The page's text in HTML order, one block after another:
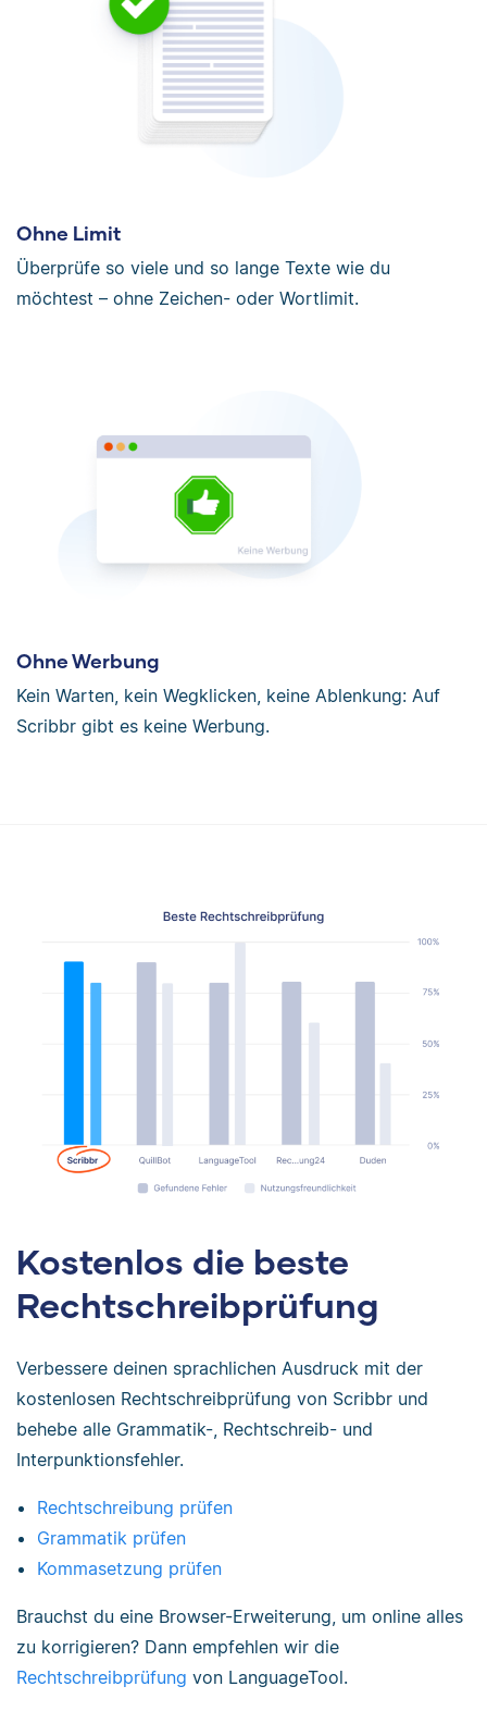
Ohne Limit
Überprüfe so viele und so lange Texte wie du
möchtest – ohne Zeichen- oder Wortlimit.
Ohne Werbung
Kein Warten, kein Wegklicken, keine Ablenkung: Auf
Scribbr gibt es keine Werbung.
Kostenlos die beste
Rechtschreibprüfung
Verbessere deinen sprachlichen Ausdruck mit der
kostenlosen Rechtschreibprüfung von Scribbr und
behebe alle Grammatik-, Rechtschreib- und
Interpunktionsfehler.
Rechtschreibung prüfen
Grammatik prüfen
Kommasetzung prüfen
Brauchst du eine Browser-Erweiterung, um online alles
zu korrigieren? Dann empfehlen wir die
Rechtschreibprüfung von LanguageTool.